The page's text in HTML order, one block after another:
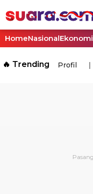
HomeNasionalEkonomi
🔥 Trending Profil